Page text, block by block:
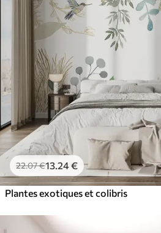
22.07€13 .24€
Plantes exotiques et colibris